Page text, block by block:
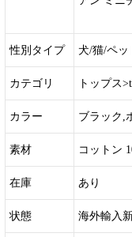
性別タイプ 犬/猫/ペッ
カテゴリ トップス
カラー ブラック,
素材 コットン
在庫 あり
状態 海外輸入